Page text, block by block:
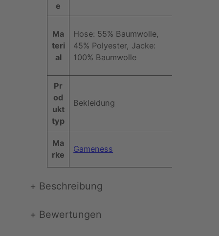
c
a
f
e
n
e
e
Ma
teri
al
Hose: 55% Baumwolle,
45% Polyester, Jacke:
100% Baumwolle
Pr
od
ukt
typ
Bekleidung
Ma
rke
Gameness
+ Beschreibung
+ Bewertungen